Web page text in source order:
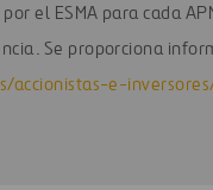
el ESMA para cada
Se proporciona
accionistas-e-